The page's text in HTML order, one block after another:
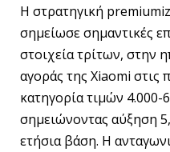
Η στρατηγική
σημείωσε σημαντικές
στοιχεία τρίτων, στην
αγοράς της Xiaomi
κατηγορία τιμών 4.000-
σημειώνοντας αύξηση
ετήσια βάση. Η